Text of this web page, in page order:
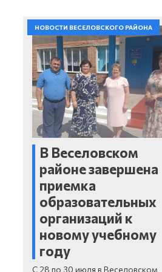
НОВОСТИ ВЕСЕЛОВСКОГО РАЙОНА
В Веселовском
районе завершена
приемка
образовательных
организаций к
новому учебному
году
С 28 по 30 июля в Веселовском